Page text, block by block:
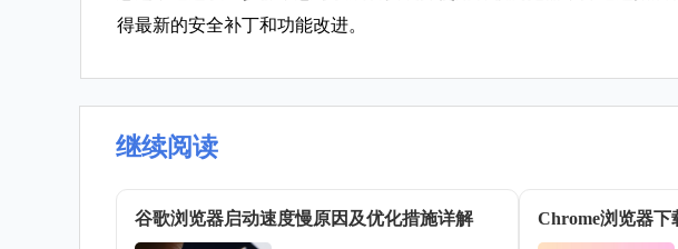
得最新的安全补丁和功能改进。
继续阅读
谷歌浏览器启动速度慢原因及优化措施详解 Chrome浏览器下